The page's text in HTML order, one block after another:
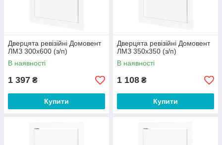
Дверцята ревізійні Домовент
ЛМЗ 300х600 (з/п)
В наявності
1 397 ₴
Купити
Дверцята ревізійні Домовент
ЛМЗ 350х350 (з/п)
В наявності
1 108 ₴
Купити